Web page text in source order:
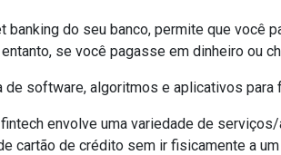
banking do seu banco, permite que você
se você pagasse em dinheiro ou
de software, algoritmos e aplicativos
envolve uma variedade de
cartão de crédito sem ir fisicamente a